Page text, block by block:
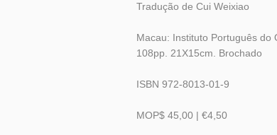
Tradução de Cui Weixiao
Macau: Instituto Português do
108pp. 21X15cm. Brochado
ISBN 972-8013-01-9
MOP$ 45,00 | €4,50